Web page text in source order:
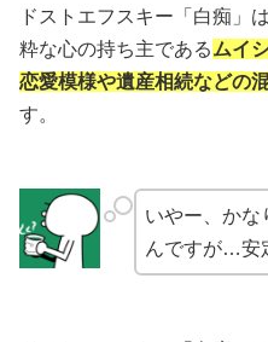
ドストエフスキー「白痴」
粋な心の持ち主であるムイ
恋愛模様や遺産相続などの
す。
いやー、かな
んですが…安